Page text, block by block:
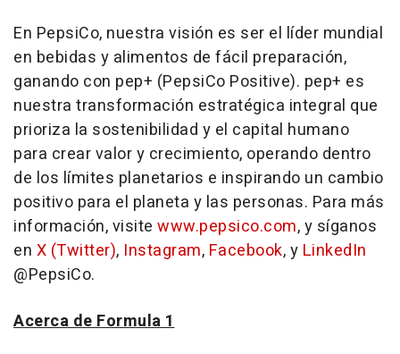
En PepsiCo, nuestra visión es ser el líder mundial
en bebidas y alimentos de fácil preparación,
ganando con pep+ (PepsiCo Positive). pep+ es
nuestra transformación estratégica integral que
prioriza la sostenibilidad y el capital humano
para crear valor y crecimiento, operando dentro
de los límites planetarios e inspirando un cambio
positivo para el planeta y las personas. Para más
información, visite www.pepsico.com, y síganos
en X (Twitter), Instagram, Facebook, y LinkedIn
@PepsiCo.
Acerca de Formula 1